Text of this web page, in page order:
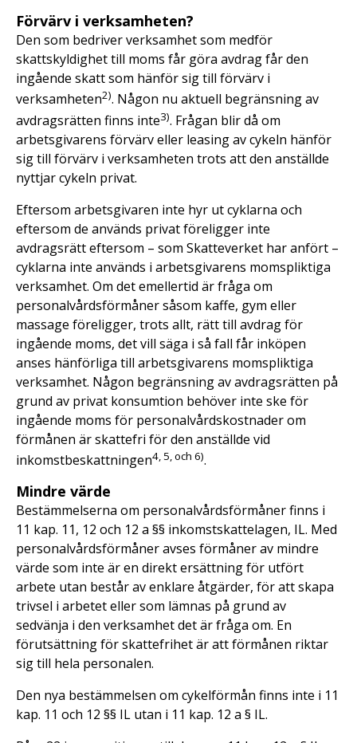
Förvärv i verksamheten?
Den som bedriver verksamhet som medför
skattskyldighet till moms får göra avdrag får den
ingående skatt som hänför sig till förvärv i
verksamheten2). Någon nu aktuell begränsning av
avdragsrätten finns inte3). Frågan blir då om
arbetsgivarens förvärv eller leasing av cykeln hänför
sig till förvärv i verksamheten trots att den anställde
nyttjar cykeln privat.
Eftersom arbetsgivaren inte hyr ut cyklarna och
eftersom de används privat föreligger inte
avdragsrätt eftersom – som Skatteverket har anfört –
cyklarna inte används i arbetsgivarens momspliktiga
verksamhet. Om det emellertid är fråga om
personalvårdsförmåner såsom kaffe, gym eller
massage föreligger, trots allt, rätt till avdrag för
ingående moms, det vill säga i så fall får inköpen
anses hänförliga till arbetsgivarens momspliktiga
verksamhet. Någon begränsning av avdragsrätten på
grund av privat konsumtion behöver inte ske för
ingående moms för personalvårdskostnader om
förmånen är skattefri för den anställde vid
inkomstbeskattningen4, 5, och 6).
Mindre värde
Bestämmelserna om personalvårdsförmåner finns i
11 kap. 11, 12 och 12 a §§ inkomstskattelagen, IL. Med
personalvårdsförmåner avses förmåner av mindre
värde som inte är en direkt ersättning för utfört
arbete utan består av enklare åtgärder, för att skapa
trivsel i arbetet eller som lämnas på grund av
sedvänja i den verksamhet det är fråga om. En
förutsättning för skattefrihet är att förmånen riktar
sig till hela personalen.
Den nya bestämmelsen om cykelförmån finns inte i 11
kap. 11 och 12 §§ IL utan i 11 kap. 12 a § IL.